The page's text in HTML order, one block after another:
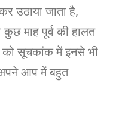
उठाया जाता है,
माह पूर्व की हालत
को सूचकांक में इनसे भी
आप में बहुत